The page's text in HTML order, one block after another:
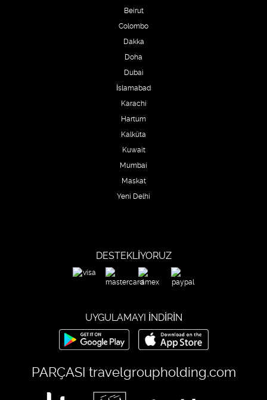
Beirut
Colombo
Dakka
Doha
Dubai
İslamabad
Karachi
Hartum
Kalküta
Kuwait
Mumbai
Maskat
Yeni Delhi
DESTEKLIYORUZ
UYGULAMAYI İNDİRİN
PARÇASI travelgroupholding.com